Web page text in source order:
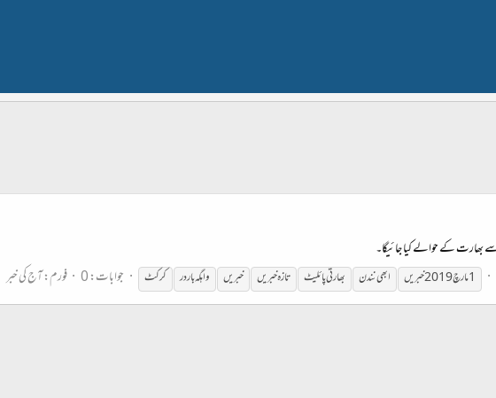
سے بھارت کے حوالے کیا جائیگا۔
1 مارچ 2019 خبریں ابھی نندن بھارتیپائلیٹ تازہ خبریں خبریں واہگہ باردر کرکٹ جوابات: 0 فورم:آج کی خبر